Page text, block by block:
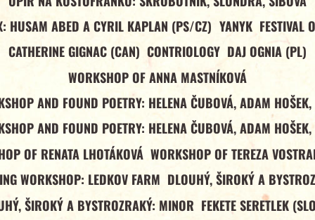
HUSAM ABED A CYRIL KAPLAN (PS/CZ) YANYK FESTIVAL
CATHERINE GIGNAC (CAN) CONTRIOLOGY DAJ OGNIA (PL)
WORKSHOP OF ANNA MASTNÍKOVÁ
AND FOUND POETRY: HELENA ČUBOVÁ, ADAM
AND FOUND POETRY: HELENA ČUBOVÁ, ADAM
OF RENATA LHOTÁKOVÁ WORKSHOP OF TEREZA
WORKSHOP: LEDKOV FARM DLOUHÝ, ŠIROKÝ A
ŠIROKÝ A BYSTROZRAKÝ: MINOR FEKETE SERETLEK